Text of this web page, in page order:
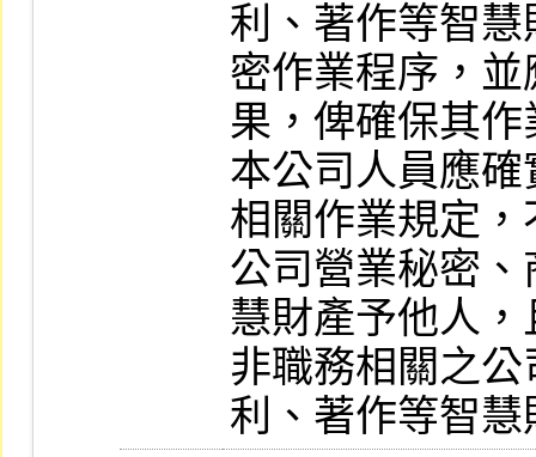
利、著作等智
密作業程序，
果，俾確保其
本公司人員應
相關作業規定
公司營業秘密
慧財產予他人
非職務相關之
利、著作等智慧